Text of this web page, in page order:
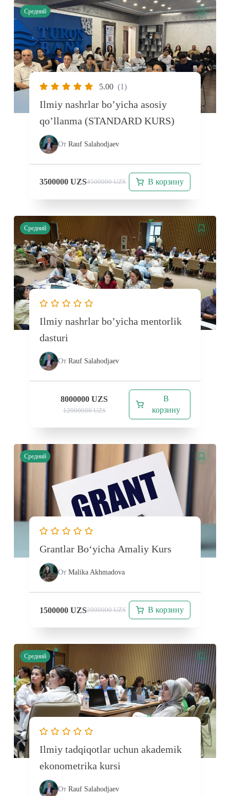
Средний
5.00 (1)
Ilmiy nashrlar bo’yicha asosiy
qo’llanma (STANDARD KURS)
От Rauf Salahodjaev
4500000UZS
3500000 UZS В корзину
Средний
Ilmiy nashrlar bo’yicha mentorlik
dasturi
От Rauf Salahodjaev
12000000UZS
8000000UZS
В
корзину
Средний
Grantlar Bo‘yicha Amaliy Kurs
От Malika Akhmadova
2000000UZS
1500000 UZS В корзину
Средний
Ilmiy tadqiqotlar uchun akademik
ekonometrika kursi
От Rauf Salahodjaev